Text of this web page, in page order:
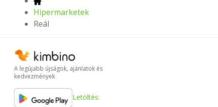
Hipermarketek
Reál
A legújabb újságok, ajánlatok és
kedvezmények
Letöltés: